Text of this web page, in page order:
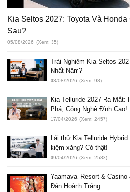
Kia Seltos 2027: Toyota Và
Sau?
05/08/2026 (Xem: 35)
Trải Nghiệm Kia Seltos
Nhất Năm?
03/08/2026 (Xem: 98)
Kia Telluride 2027 Ra Mắt:
Phá, Công Nghệ Đỉnh Cao!
17/04/2026 (Xem: 2457)
Lái thử Kia Telluride
kiệm xăng? Có thật!
09/04/2026 (Xem: 2583)
Yaamava’ Resort &
Đán Hoành Tráng